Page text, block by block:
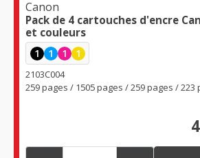
Canon
Pack de 4 cartouches d'encre
et couleurs
1 1 1 1
2103C004
259 pages / 1505 pages / 259 pages / 223